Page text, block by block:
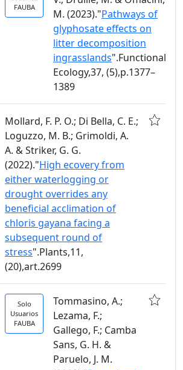
FAUBA
M. (2023)."Pathways of
glyphosate effects on
litter decomposition
ingrasslands".Functional
Ecology,37, (5),p.1377–
1389
Mollard, F. P. O.; Di Bella, C. E.;
Loguzzo, M. B.; Grimoldi, A.
A. & Striker, G. G.
(2022)."High ecovery from
either waterlogging or
drought overrides any
beneficial acclimation of
chloris gayana facing a
subsequent round of
stress".Plants,11,
(20),art.2699
Solo
Usuarios
FAUBA
Tommasino, A.;
Lezama, F.;
Gallego, F.; Camba
Sans, G. H. &
Paruelo, J. M.